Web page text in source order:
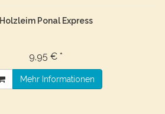
Holzleim Ponal Express
9,95 € *
Mehr Informationen